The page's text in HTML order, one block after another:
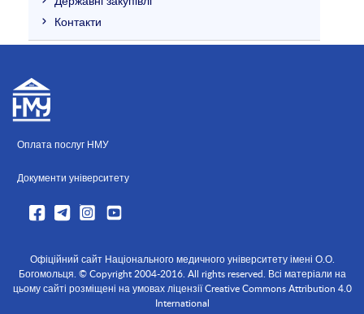
Контакти
Оплата послуг НМУ
Документи університету
Офіційний сайт Національного медичного університету імені О.О.
Богомольця. © Copyright 2004-2016. All rights reserved. Всі матеріали на
цьому сайті розміщені на умовах ліцензії Creative Commons Attribution 4.0
International